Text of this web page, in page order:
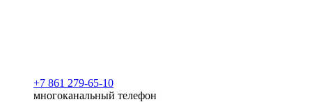
+7 861 279-65-10
многоканальный телефон